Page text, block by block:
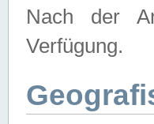
Nach der
Verfügung.